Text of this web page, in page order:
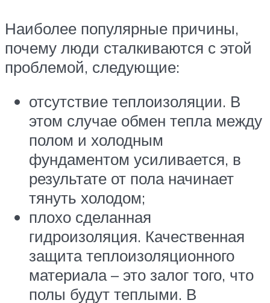
Наиболее популярные причины,
почему люди сталкиваются с этой
проблемой, следующие:
отсутствие теплоизоляции. В
этом случае обмен тепла между
полом и холодным
фундаментом усиливается, в
результате от пола начинает
тянуть холодом;
плохо сделанная
гидроизоляция. Качественная
защита теплоизоляционного
материала – это залог того, что
полы будут теплыми. В